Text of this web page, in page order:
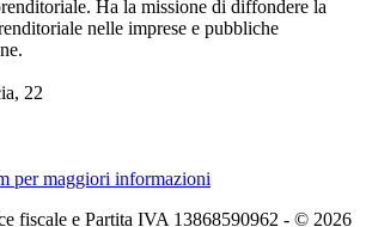
Ha la missione di diffondere la
nelle imprese e pubbliche
22
per maggiori informazioni
fiscale e Partita IVA 13868590962 - © 2026